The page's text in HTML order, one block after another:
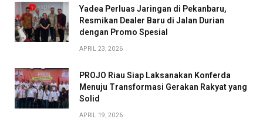
Yadea Perluas Jaringan di Pekanbaru,
Resmikan Dealer Baru di Jalan Durian
dengan Promo Spesial
APRIL 23, 2026
PROJO Riau Siap Laksanakan Konferda
Menuju Transformasi Gerakan Rakyat yang
Solid
APRIL 19, 2026